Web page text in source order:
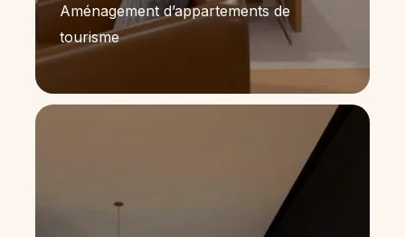
Aménagement d’appartements de
tourisme